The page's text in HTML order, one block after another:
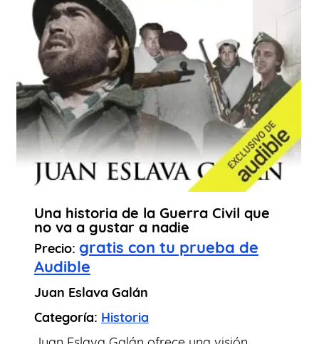
Una historia de la Guerra Civil que
no va a gustar a nadie
Precio: gratis con tu prueba de
Audible
Juan Eslava Galán
Categoría: Historia